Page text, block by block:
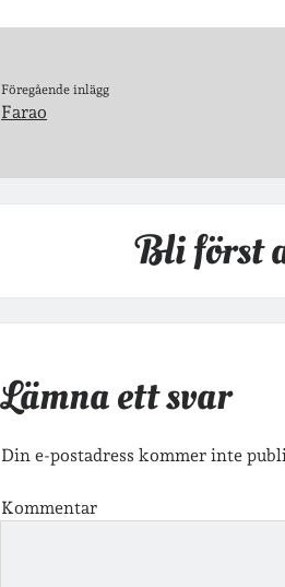
Föregående inlägg
Farao
Bli först
Lämna ett svar
Din e-postadress kommer inte
Kommentar